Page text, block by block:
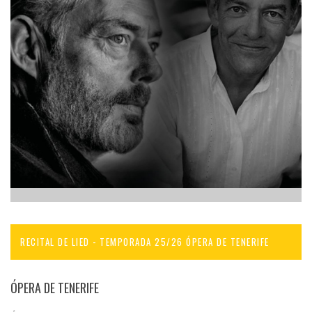
RECITAL DE LIED - TEMPORADA 25/26 ÓPERA DE TENERIFE
ÓPERA DE TENERIFE